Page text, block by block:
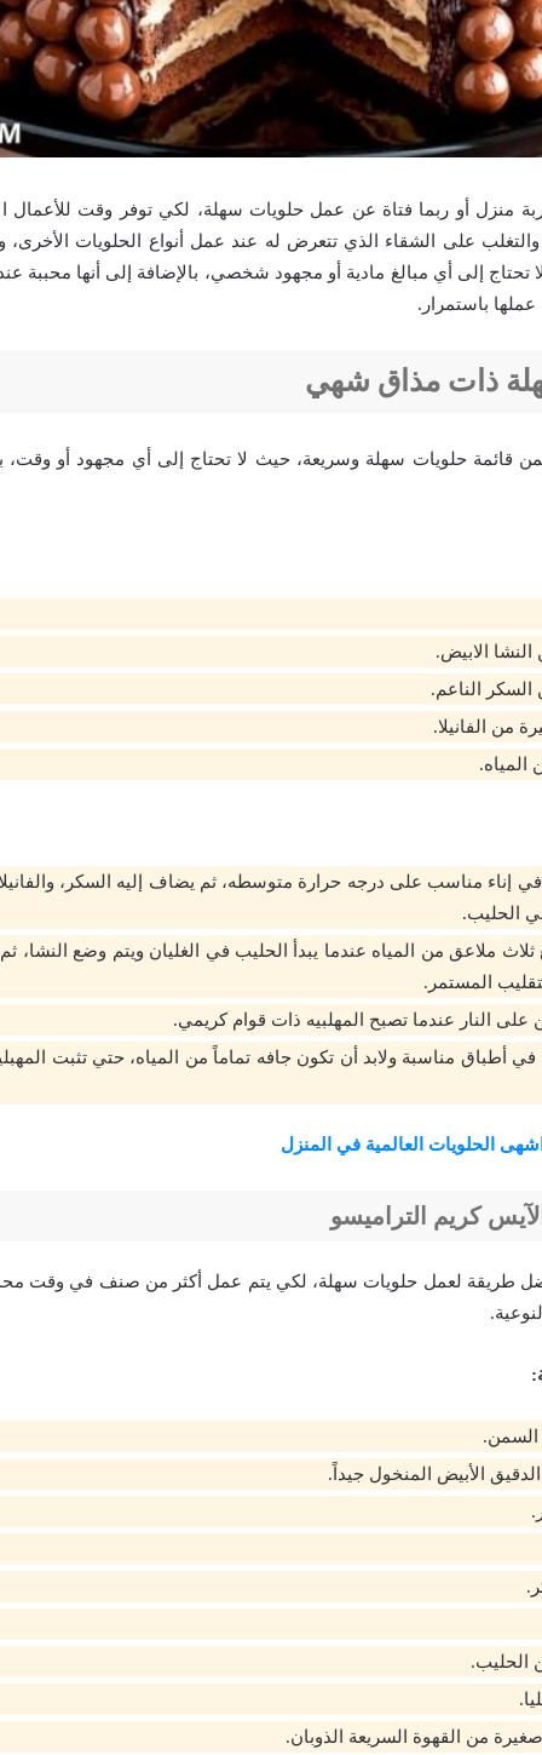
منزل أو ربما فتاة عن عمل حلويات سهلة، لكي توفر وقت للأعمال
على الشقاء الذي تتعرض له عند عمل أنواع الحلويات
تحتاج إلى أي مبالغ مادية أو مجهود شخصي، بالإضافة إلى أنها محببة
باستمرار.
ذات مذاق شهي
قائمة حلويات سهلة وسريعة، حيث لا تحتاج إلى أي مجهود أو وقت،
الابيض.
الناعم.
من الفانيلا.
المياه.
إناء مناسب على درجه حرارة متوسطه، ثم يضاف إليه السكر،
الحليب.
ثلاث ملاعق من المياه عندما يبدأ الحليب في الغليان ويتم وضع
المستمر.
على النار عندما تصبح المهلبيه ذات قوام كريمي.
في أطباق مناسبة ولابد أن تكون جافه تماماً من المياه، حتي تثبت
الحلويات العالمية في المنزل
كريم التراميسو
طريقة لعمل حلويات سهلة، لكي يتم عمل أكثر من صنف في وقت
الأبيض المنخول جيداً.
الحليب.
من القهوة السريعة الذوبان.